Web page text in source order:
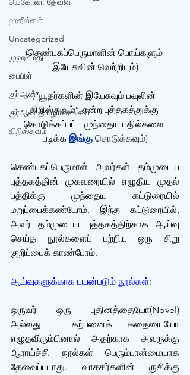
ஹதீஸ்கள்
Uncategorized
முஹம்மது
பைபிள்
குர்‍ஆன்
குர்‍ஆன் தமிழாக்கங்கள்
கிறிஸ்தவம்
(செண்பகப்பெருமாளின் பொய்களும்
இயேசுவின் வெற்றியும்)
(“யூதர்களின் இயேசுவும் பவுலின்
கிறிஸ்துவும்” என்ற புத்தகத்துக்கு
கொடுக்கப்பட்ட முந்தைய பதில்களை
படிக்க இங்கு சொடுக்கவும்)
செண்பகப்பெருமாள் அவர்கள் தம்முடைய
புத்தகத்தின் முகவுரையில் எழுதிய முதல்
பத்திக்கு முந்தைய கட்டுரையில்
மறுப்பைக்கண்டோம். இந்த கட்டுரையில்,
அவர் தம்முடைய புத்தகத்திற்காக ஆய்வு
செய்த நூல்களைப் பற்றிய‌ ஒரு சிறு
குறிப்பைக் காண்போம்.
ஆய்வுகளுக்காக பயன்படும் நூல்கள்:
ஒருவர் ஒரு புதினத்தையோ(Novel)
அல்லது  கற்பனைக் கதையையோ
எழுதவிரும்பினால் அதற்காக அவருக்கு
ஆராய்ச்சி நூல்கள் பெரும்பான்மையாக‌
தேவைப்படாது. வாசகர்களின் ருசிக்கு